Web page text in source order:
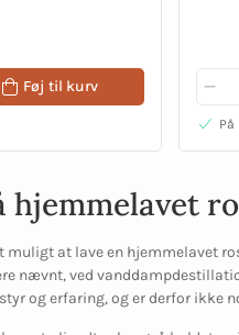
Føj til kurv
På
hjemmelavet
muligt at lave en
nævnt, ved
og erfaring, og er derfor ikke